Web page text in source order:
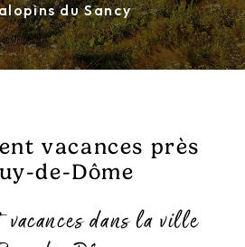
du Sancy
vacances près
de-Dôme
vacances dans la ville